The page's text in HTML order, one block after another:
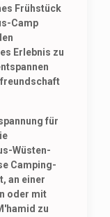
Frühstück
Camp
Erlebnis zu
für
Wüsten-
Camping-
an einer
oder mit
zu